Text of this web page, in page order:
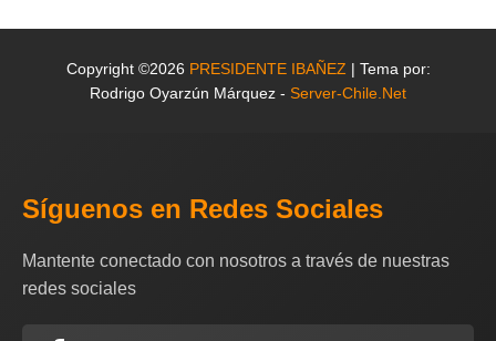
Copyright ©2026 PRESIDENTE IBAÑEZ | Tema por:
Rodrigo Oyarzún Márquez - Server-Chile.Net
Síguenos en Redes Sociales
Mantente conectado con nosotros a través de nuestras
redes sociales